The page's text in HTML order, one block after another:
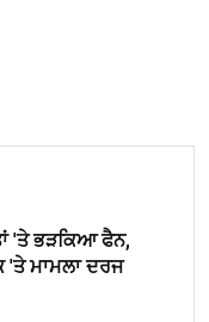
'ਤੇ ਭੜਕਿਆ ਫੈਨ,
ਮਾਮਲਾ ਦਰਜ